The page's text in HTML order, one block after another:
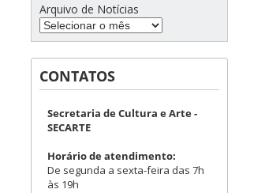
Arquivo de Notícias
CONTATOS
Secretaria de Cultura e Arte -
SECARTE
Horário de atendimento:
De segunda a sexta-feira das 7h
às 19h